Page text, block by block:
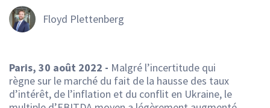
Floyd Plettenberg
Paris, 30 août 2022 - Malgré l’incertitude qui
règne sur le marché du fait de la hausse des taux
d’intérêt, de l’inflation et du conflit en Ukraine, le